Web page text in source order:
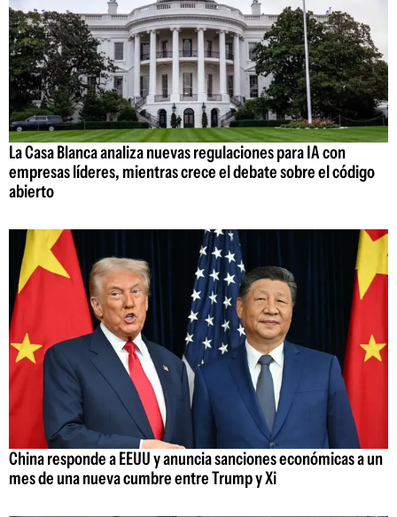
La Casa Blanca analiza nuevas regulaciones para IA con
empresas líderes, mientras crece el debate sobre el código
abierto
China responde a EEUU y anuncia sanciones económicas a un
mes de una nueva cumbre entre Trump y Xi